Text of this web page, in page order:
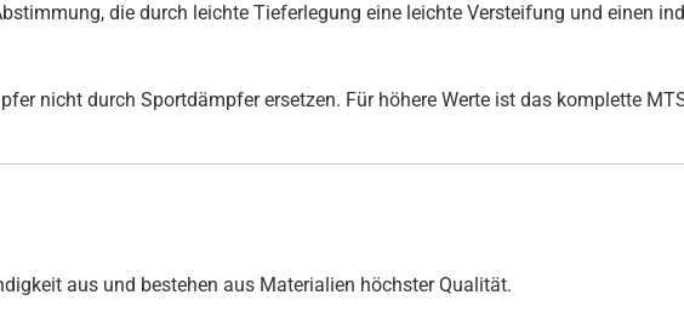
die durch leichte Tieferlegung eine leichte Versteifung und einen
nicht durch Sportdämpfer ersetzen. Für höhere Werte ist das komplette
aus und bestehen aus Materialien höchster Qualität.